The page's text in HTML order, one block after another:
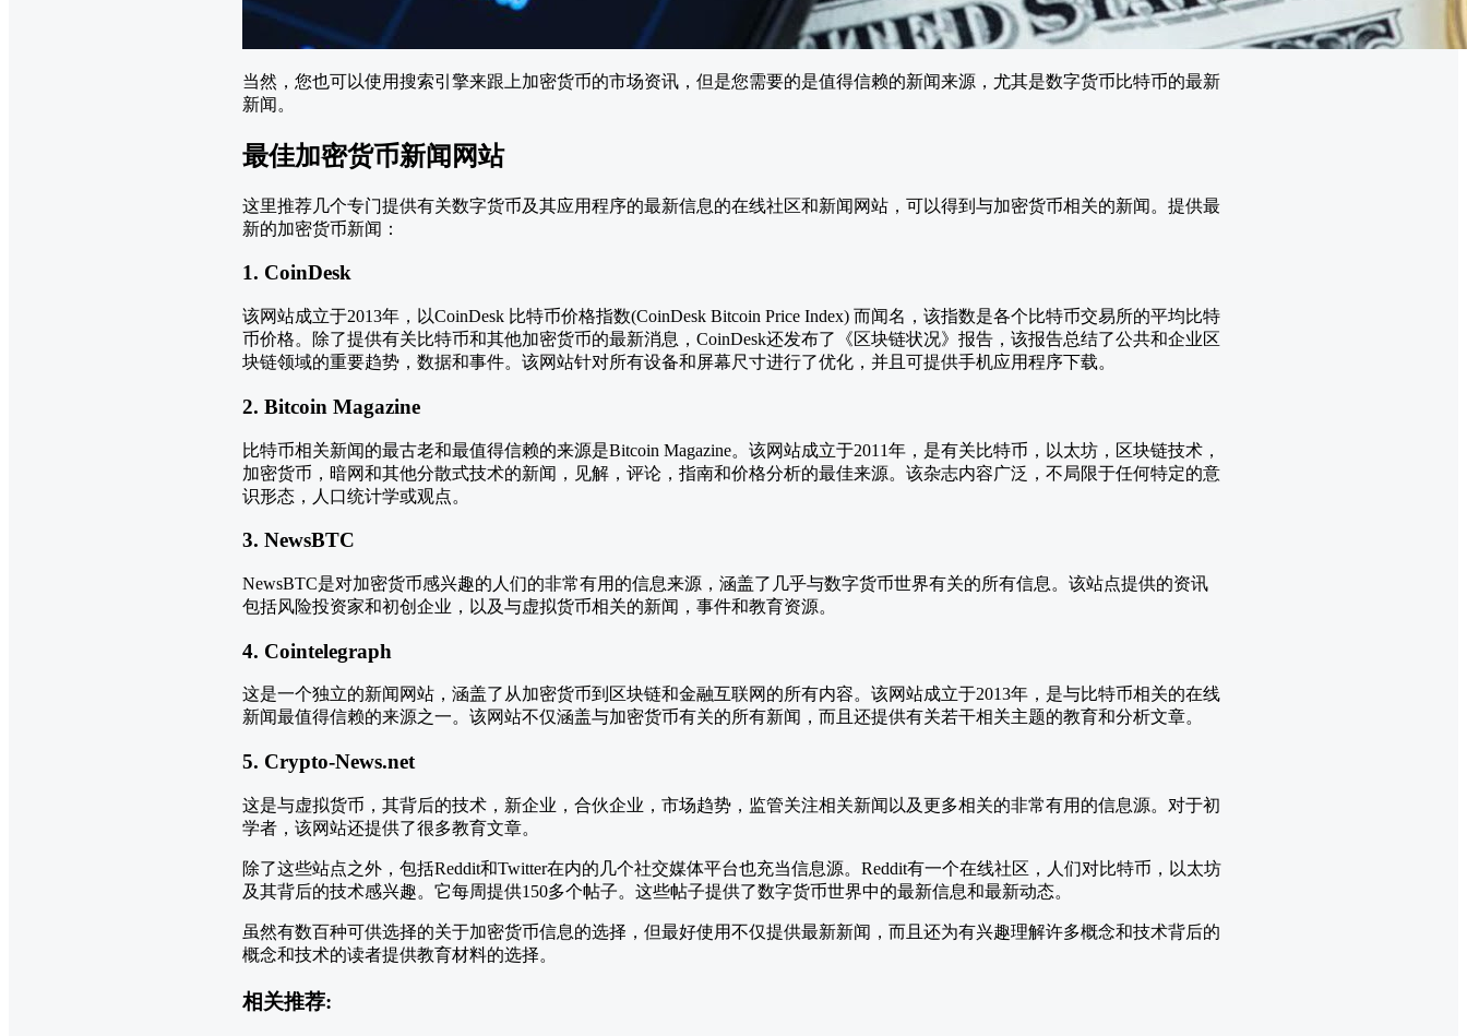
当然，您也可以使用搜索引擎来跟上加密货币的市场资讯，但是您需要的是值得信赖的新闻来源，尤其是数字货币比特币的最新
新闻。
最佳加密货币新闻网站
这里推荐几个专门提供有关数字货币及其应用程序的最新信息的在线社区和新闻网站，可以得到与加密货币相关的新闻。提供最
新的加密货币新闻：
1. CoinDesk
该网站成立于2013年，以CoinDesk 比特币价格指数(CoinDesk Bitcoin Price Index) 而闻名，该指数是各个比特币交易所的平均比特
币价格。除了提供有关比特币和其他加密货币的最新消息，CoinDesk还发布了《区块链状况》报告，该报告总结了公共和企业区
块链领域的重要趋势，数据和事件。该网站针对所有设备和屏幕尺寸进行了优化，并且可提供手机应用程序下载。
2. Bitcoin Magazine
比特币相关新闻的最古老和最值得信赖的来源是Bitcoin Magazine。该网站成立于2011年，是有关比特币，以太坊，区块链技术，
加密货币，暗网和其他分散式技术的新闻，见解，评论，指南和价格分析的最佳来源。该杂志内容广泛，不局限于任何特定的意
识形态，人口统计学或观点。
3. NewsBTC
NewsBTC是对加密货币感兴趣的人们的非常有用的信息来源，涵盖了几乎与数字货币世界有关的所有信息。该站点提供的资讯
包括风险投资家和初创企业，以及与虚拟货币相关的新闻，事件和教育资源。
4. Cointelegraph
这是一个独立的新闻网站，涵盖了从加密货币到区块链和金融互联网的所有内容。该网站成立于2013年，是与比特币相关的在线
新闻最值得信赖的来源之一。该网站不仅涵盖与加密货币有关的所有新闻，而且还提供有关若干相关主题的教育和分析文章。
5. Crypto-News.net
这是与虚拟货币，其背后的技术，新企业，合伙企业，市场趋势，监管关注相关新闻以及更多相关的非常有用的信息源。对于初
学者，该网站还提供了很多教育文章。
除了这些站点之外，包括Reddit和Twitter在内的几个社交媒体平台也充当信息源。Reddit有一个在线社区，人们对比特币，以太坊
及其背后的技术感兴趣。它每周提供150多个帖子。这些帖子提供了数字货币世界中的最新信息和最新动态。
虽然有数百种可供选择的关于加密货币信息的选择，但最好使用不仅提供最新新闻，而且还为有兴趣理解许多概念和技术背后的
概念和技术的读者提供教育材料的选择。
相关推荐: